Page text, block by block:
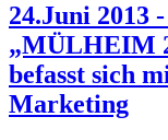
24.Juni 2013
„MÜLHEIM
befasst sich
Marketing